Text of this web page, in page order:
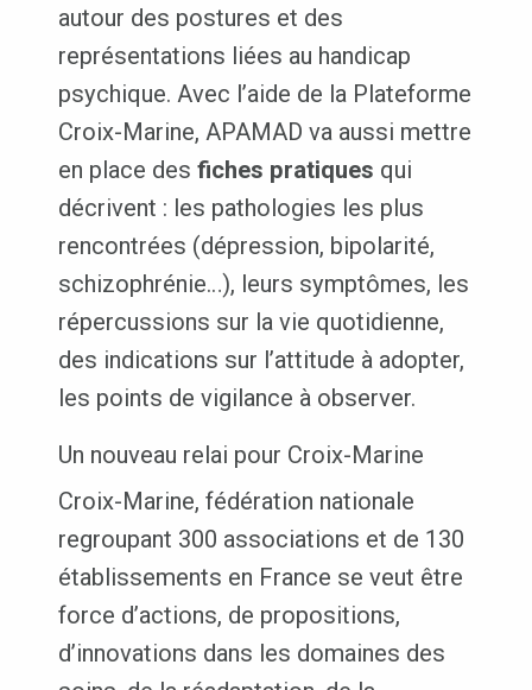
autour des postures et des
représentations liées au handicap
psychique. Avec l’aide de la Plateforme
Croix-Marine, APAMAD va aussi mettre
en place des fiches pratiques qui
décrivent : les pathologies les plus
rencontrées (dépression, bipolarité,
schizophrénie…), leurs symptômes, les
répercussions sur la vie quotidienne,
des indications sur l’attitude à adopter,
les points de vigilance à observer.
Un nouveau relai pour Croix-Marine
Croix-Marine, fédération nationale
regroupant 300 associations et de 130
établissements en France se veut être
force d’actions, de propositions,
d’innovations dans les domaines des